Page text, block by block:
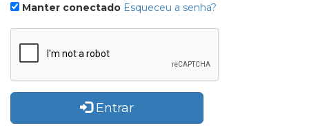
Manter conectado Esqueceu a senha?
Entrar